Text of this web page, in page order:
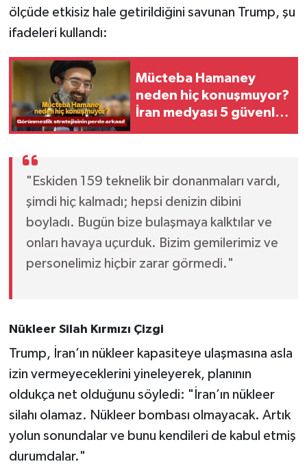
ölçüde etkisiz hale getirildiğini savunan Trump, şu
ifadeleri kullandı:
Mücteba Hamaney
neden hiç konuşmuyor?
İran medyası 5 güvenlik
"Eskiden 159 teknelik bir donanmaları vardı,
şimdi hiç kalmadı; hepsi denizin dibini
boyladı. Bugün bize bulaşmaya kalktılar ve
onları havaya uçurduk. Bizim gemilerimiz ve
personelimiz hiçbir zarar görmedi."
Nükleer Silah Kırmızı Çizgi
Trump, İran’ın nükleer kapasiteye ulaşmasına asla
izin vermeyeceklerini yineleyerek, planının
oldukça net olduğunu söyledi: "İran’ın nükleer
silahı olamaz. Nükleer bombası olmayacak. Artık
yolun sonundalar ve bunu kendileri de kabul etmiş
durumdalar."